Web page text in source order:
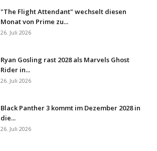
"The Flight Attendant" wechselt diesen
Monat von Prime zu...
26. Juli 2026
Ryan Gosling rast 2028 als Marvels Ghost
Rider in...
26. Juli 2026
Black Panther 3 kommt im Dezember 2028 in
die...
26. Juli 2026